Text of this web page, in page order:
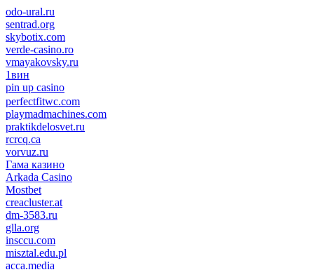
odo-ural.ru
sentrad.org
skybotix.com
verde-casino.ro
vmayakovsky.ru
1вин
pin up casino
пин ап
1win
perfectfitwc.com
playmadmachines.com
praktikdelosvet.ru
rcrcq.ca
vorvuz.ru
Гама казино
Arkada Casino
Mostbet
creacluster.at
dm-3583.ru
glla.org
insccu.com
misztal.edu.pl
acca.media